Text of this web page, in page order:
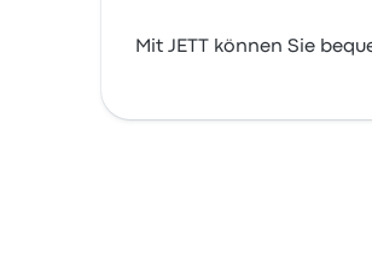
Mit JETT können Sie